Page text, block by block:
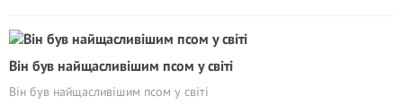
Він був найщасливішим псом у світі
Він був найщасливішим псом у світі